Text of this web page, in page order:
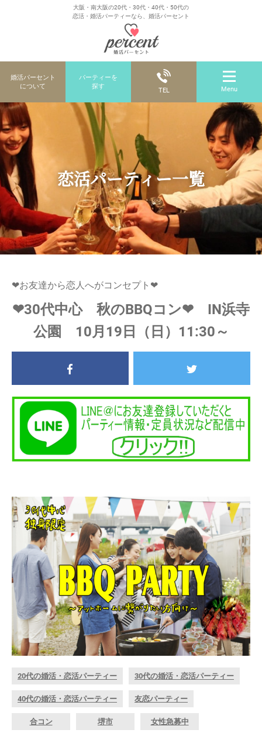
大阪・南大阪の20代・30代・40代・50代の
恋活・婚活パーティーなら、婚活パーセント
婚活パーセント
について
パーティーを
探す
TEL Menu
恋活パーティー一覧
❤お友達から恋人へがコンセプト❤
❤30代中心 秋のBBQコン❤ IN浜寺
公園 10月19日（日）11:30～
20代の婚活・恋活パーティー 30代の婚活・恋活パーティー
40代の婚活・恋活パーティー 友恋パーティー
合コン 堺市 女性急募中